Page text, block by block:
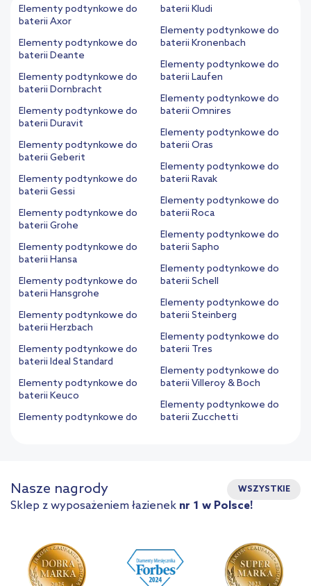
Elementy podtynkowe do
baterii Axor
Elementy podtynkowe do
baterii Deante
Elementy podtynkowe do
baterii Dornbracht
Elementy podtynkowe do
baterii Duravit
Elementy podtynkowe do
baterii Geberit
Elementy podtynkowe do
baterii Gessi
Elementy podtynkowe do
baterii Grohe
Elementy podtynkowe do
baterii Hansa
Elementy podtynkowe do
baterii Hansgrohe
Elementy podtynkowe do
baterii Herzbach
Elementy podtynkowe do
baterii Ideal Standard
Elementy podtynkowe do
baterii Keuco
Elementy podtynkowe do
baterii Kludi
Elementy podtynkowe do
baterii Kronenbach
Elementy podtynkowe do
baterii Laufen
Elementy podtynkowe do
baterii Omnires
Elementy podtynkowe do
baterii Oras
Elementy podtynkowe do
baterii Ravak
Elementy podtynkowe do
baterii Roca
Elementy podtynkowe do
baterii Sapho
Elementy podtynkowe do
baterii Schell
Elementy podtynkowe do
baterii Steinberg
Elementy podtynkowe do
baterii Tres
Elementy podtynkowe do
baterii Villeroy & Boch
Elementy podtynkowe do
baterii Zucchetti
Nasze nagrody WSZYSTKIE
Sklep z wyposażeniem łazienek nr 1 w Polsce!